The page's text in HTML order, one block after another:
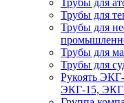
Трубы для
Трубы для
Трубы для
Трубы для
Трубы для
Рукоять
ЭКГ-15,